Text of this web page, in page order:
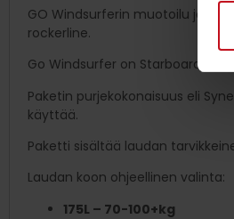
GO Windsurferin muotoilu
rockerline.
Go Windsurfer on Starboardin
Paketin purjekokonaisuus eli
käyttää.
Paketti sisältää laudan
Laudan koon ohjeellinen valinta:
175L – 70-100+kg